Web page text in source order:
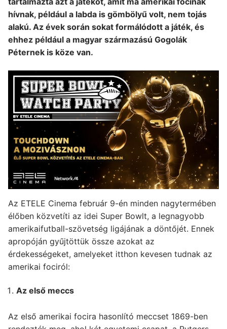
hívnak, például a labda is gömbölyű volt, nem tojás
alakú. Az évek során sokat formálódott a játék, és
ehhez például a magyar származású Gogolák
Péternek is köze van.
Az ETELE Cinema február 9-én minden nagytermében
élőben közvetíti az idei Super Bowlt, a legnagyobb
amerikaifutball-szövetség ligájának a döntőjét. Ennek
apropóján gyűjtöttük össze azokat az
érdekességeket, amelyeket itthon kevesen tudnak az
amerikai fociról:
Az első meccs
Az első amerikai focira hasonlító meccset 1869-ben